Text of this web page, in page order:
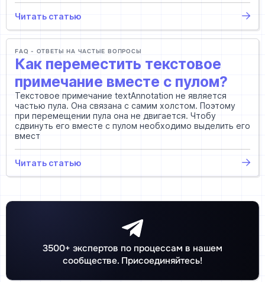
Читать статью
FAQ - ОТВЕТЫ НА ЧАСТЫЕ ВОПРОСЫ
Как переместить текстовое
примечание вместе с пулом?
Текстовое примечание textAnnotation не является
частью пула. Она связана с самим холстом. Поэтому
при перемещении пула она не двигается. Чтобу
сдвинуть его вместе с пулом необходимо выделить его
вмест
Читать статью
3500+ экспертов по процессам в нашем
сообществе. Присоединяйтесь!